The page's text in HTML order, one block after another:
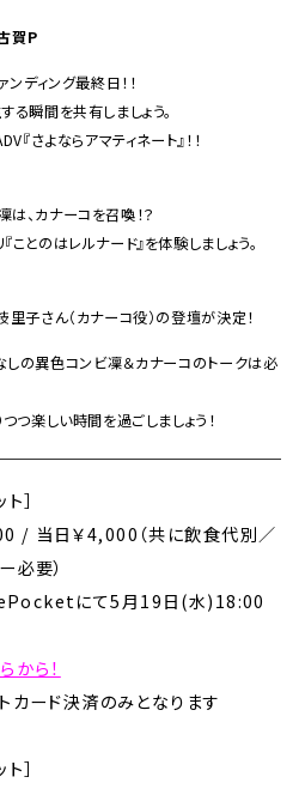
賀P
ンディング最終日！！
る瞬間を共有しましょう。
さよならアマティネート』！！
、カナーコを召喚！？
とのはレルナード』を体験しましょう。
里子さん（カナーコ役）の登壇が決定！
の異色コンビ――凜＆カナーコのトークは必
つ楽しい時間を過ごしましょう！
］
/ 当日￥4,000（共に飲食代別／
必要）
にて5月19日(水)18:00
から！
カード決済のみとなります
］